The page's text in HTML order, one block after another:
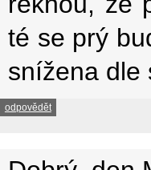
té se prý
snížena dle
odpovědět